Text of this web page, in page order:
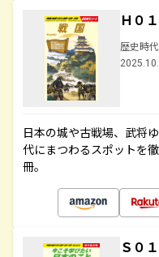
Ｈ０
歴史時代
日本の城や古戦場、武将
代にまつわるスポットを
冊。
Ｓ０